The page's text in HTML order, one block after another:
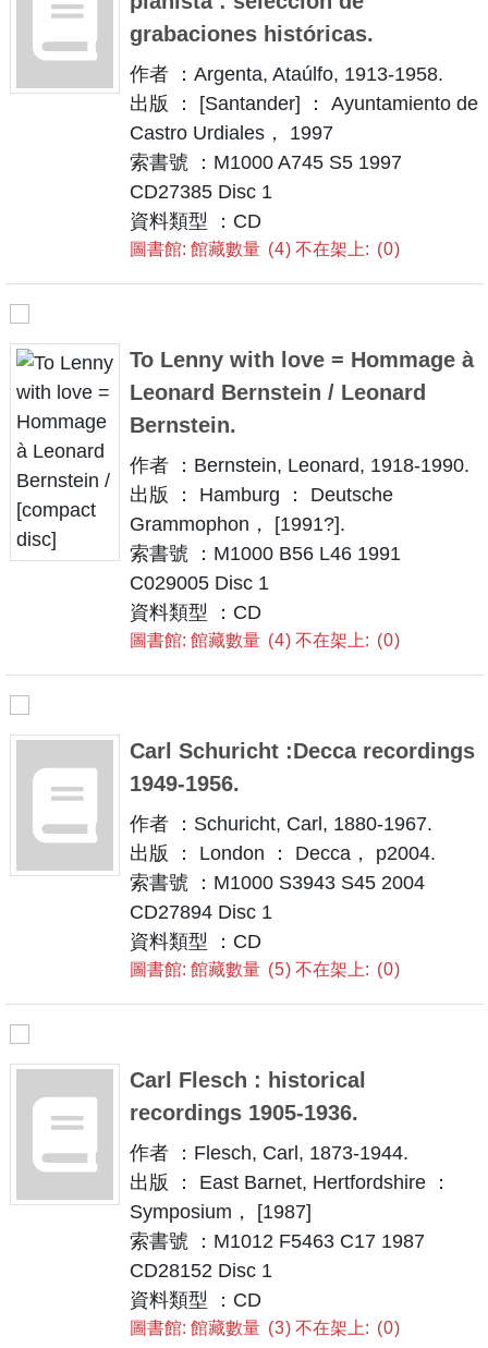
grabaciones históricas.
作者 ：Argenta, Ataúlfo, 1913-1958.
出版 ： [Santander] ： Ayuntamiento de
Castro Urdiales， 1997
索書號 ：M1000 A745 S5 1997
CD27385 Disc 1
資料類型 ：CD
圖書館: 館藏數量 4 不在架上: 0
To Lenny with love = Hommage à
Leonard Bernstein / Leonard
Bernstein.
作者 ：Bernstein, Leonard, 1918-1990.
出版 ： Hamburg ： Deutsche
Grammophon， [1991?].
索書號 ：M1000 B56 L46 1991
C029005 Disc 1
資料類型 ：CD
圖書館: 館藏數量 4 不在架上: 0
Carl Schuricht :Decca recordings
1949-1956.
作者 ：Schuricht, Carl, 1880-1967.
出版 ： London ： Decca， p2004.
索書號 ：M1000 S3943 S45 2004
CD27894 Disc 1
資料類型 ：CD
圖書館: 館藏數量 5 不在架上: 0
Carl Flesch : historical
recordings 1905-1936.
作者 ：Flesch, Carl, 1873-1944.
出版 ： East Barnet, Hertfordshire ：
Symposium， [1987]
索書號 ：M1012 F5463 C17 1987
CD28152 Disc 1
資料類型 ：CD
圖書館: 館藏數量 3 不在架上: 0